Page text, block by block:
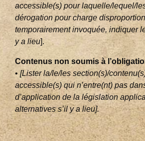
accessible(s) pour laquelle/lequel/
dérogation pour charge
temporairement invoquée, indiquer
y a lieu].
Contenus non soumis à
• [Lister la/le/les section(s)/
accessible(s) qui n’entre(nt) pas
d’application de la législation
alternatives s’il y a lieu].